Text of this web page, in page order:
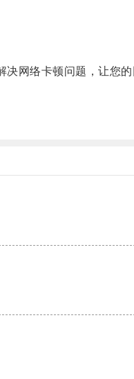
网络卡顿问题，让您的